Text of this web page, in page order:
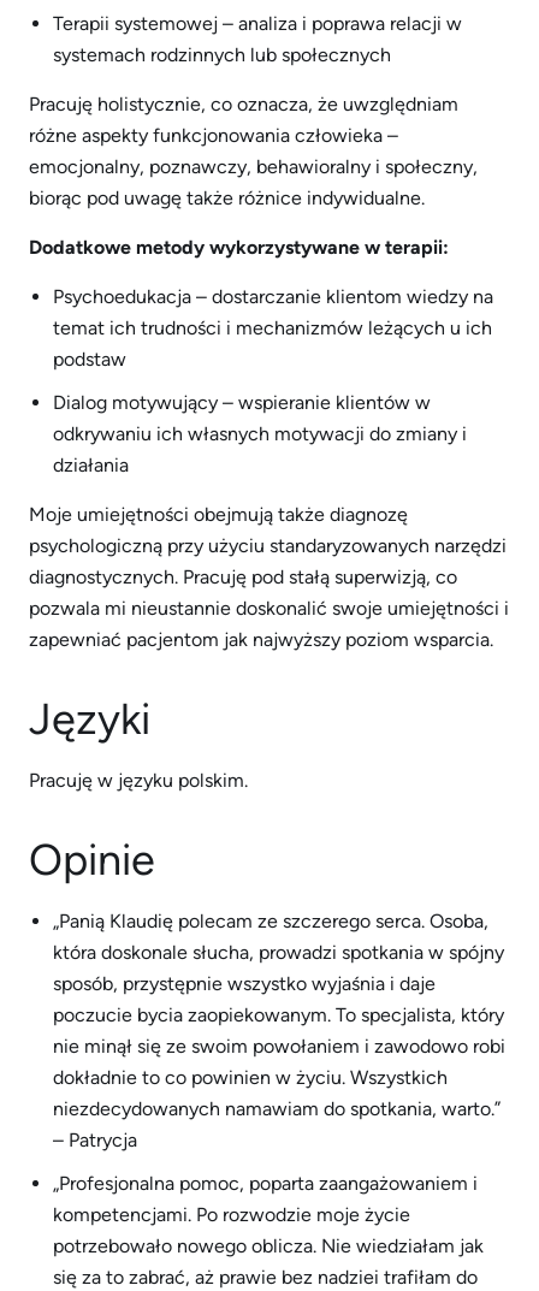
Terapii systemowej – analiza i poprawa relacji w
systemach rodzinnych lub społecznych
Pracuję holistycznie, co oznacza, że uwzględniam
różne aspekty funkcjonowania człowieka –
emocjonalny, poznawczy, behawioralny i społeczny,
biorąc pod uwagę także różnice indywidualne.
Dodatkowe metody wykorzystywane w terapii:
Psychoedukacja – dostarczanie klientom wiedzy na
temat ich trudności i mechanizmów leżących u ich
podstaw
Dialog motywujący – wspieranie klientów w
odkrywaniu ich własnych motywacji do zmiany i
działania
Moje umiejętności obejmują także diagnozę
psychologiczną przy użyciu standaryzowanych narzędzi
diagnostycznych. Pracuję pod stałą superwizją, co
pozwala mi nieustannie doskonalić swoje umiejętności i
zapewniać pacjentom jak najwyższy poziom wsparcia.
Języki
Pracuję w języku polskim.
Opinie
„Panią Klaudię polecam ze szczerego serca. Osoba,
która doskonale słucha, prowadzi spotkania w spójny
sposób, przystępnie wszystko wyjaśnia i daje
poczucie bycia zaopiekowanym. To specjalista, który
nie minął się ze swoim powołaniem i zawodowo robi
dokładnie to co powinien w życiu. Wszystkich
niezdecydowanych namawiam do spotkania, warto.”
– Patrycja
„Profesjonalna pomoc, poparta zaangażowaniem i
kompetencjami. Po rozwodzie moje życie
potrzebowało nowego oblicza. Nie wiedziałam jak
się za to zabrać, aż prawie bez nadziei trafiłam do